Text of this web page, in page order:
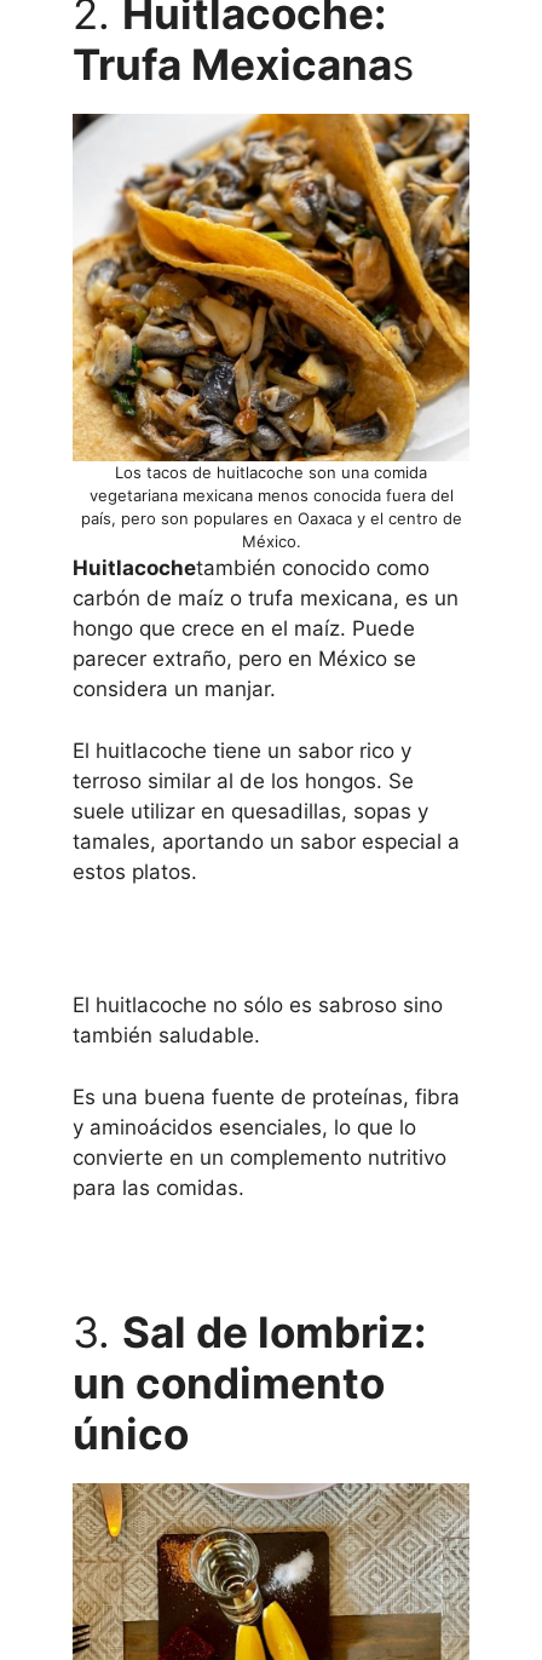
2. Huitlacoche:
Trufa Mexicanas
Los tacos de huitlacoche son una comida
vegetariana mexicana menos conocida fuera del
país, pero son populares en Oaxaca y el centro de
México.
Huitlacochetambién conocido como
carbón de maíz o trufa mexicana, es un
hongo que crece en el maíz. Puede
parecer extraño, pero en México se
considera un manjar.
El huitlacoche tiene un sabor rico y
terroso similar al de los hongos. Se
suele utilizar en quesadillas, sopas y
tamales, aportando un sabor especial a
estos platos.
El huitlacoche no sólo es sabroso sino
también saludable.
Es una buena fuente de proteínas, fibra
y aminoácidos esenciales, lo que lo
convierte en un complemento nutritivo
para las comidas.
3. Sal de lombriz:
un condimento
único